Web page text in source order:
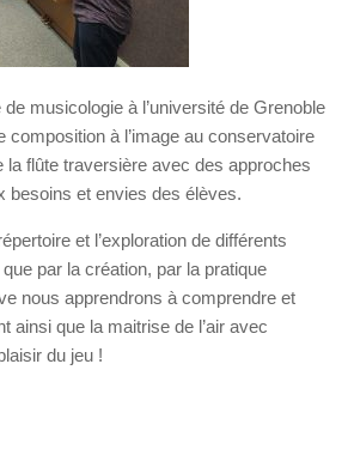
de musicologie à l’université de Grenoble
composition à l’image au conservatoire
la flûte traversière avec des approches
besoins et envies des élèves.
et l’exploration de différents
par la création, par la pratique
nous apprendrons à comprendre et
ainsi que la maitrise de l’air avec
du jeu !